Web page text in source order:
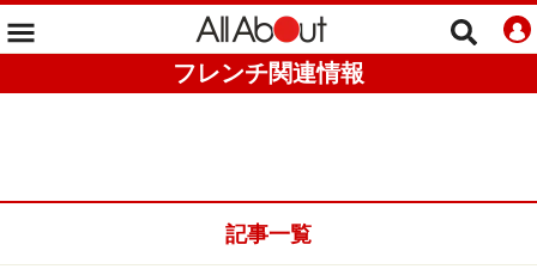
フレンチ関連情報
記事一覧